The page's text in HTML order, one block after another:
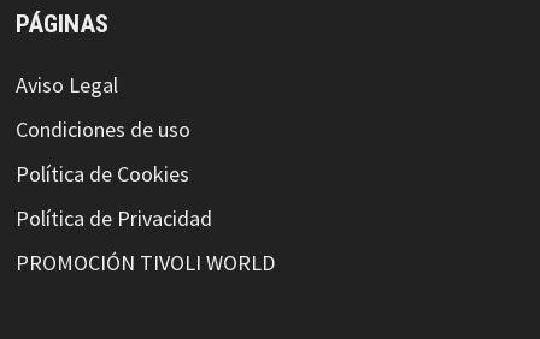
PÁGINAS
Aviso Legal
Condiciones de uso
Política de Cookies
Política de Privacidad
PROMOCIÓN TIVOLI WORLD